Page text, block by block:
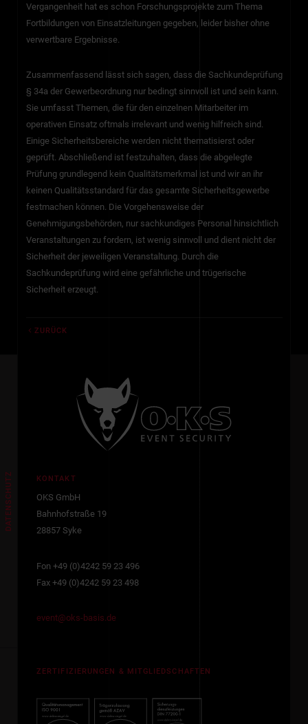
Vergangenheit hat es schon Forschungsprojekte zum Thema
Fortbildungen von Einsatzleitungen gegeben, leider bisher ohne
verwertbare Ergebnisse.
Zusammenfassend lässt sich sagen, dass die Sachkundeprüfung
§ 34a der Gewerbeordnung nur bedingt sinnvoll ist und sein kann.
Sie umfasst Themen, die für den einzelnen Mitarbeiter im
operativen Einsatz oftmals irrelevant und wenig hilfreich sind.
Einige Sicherheitsbereiche werden nicht thematisierst oder
geprüft. Abschließend ist festzuhalten, dass die abgelegte
Prüfung grundlegend kein Qualitätsmerkmal ist und wir an ihr
keinen Qualitätsstandard für das gesamte Sicherheitsgewerbe
festmachen können. Die Vorgehensweise der
Genehmigungsbehörden, nur sachkundiges Personal hinsichtlich
Veranstaltungen zu fordern, ist wenig sinnvoll und dient nicht der
Sicherheit der jeweiligen Veranstaltung. Durch die
Sachkundeprüfung wird eine gefährliche und trügerische
Sicherheit erzeugt.
ZURÜCK
KONTAKT
OKS GmbH
Bahnhofstraße 19
28857 Syke
Fon +49 (0)4242 59 23 496
Fax +49 (0)4242 59 23 498
event@oks-basis.de
ZERTIFIZIERUNGEN & MITGLIEDSCHAFTEN
DATENSCHUTZ